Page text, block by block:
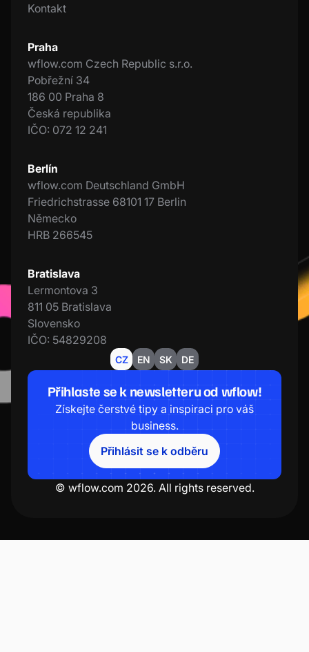
Kontakt
Praha
wflow.com Czech Republic s.r.o.
Pobřežní 34
186 00 Praha 8
Česká republika
IČO: 072 12 241
Berlín
wflow.com Deutschland GmbH
Friedrichstrasse 68101 17 Berlin
Německo
HRB 266545
Bratislava
Lermontova 3
811 05 Bratislava
Slovensko
IČO: 54829208
CZ EN SK DE
Přihlaste se k newsletteru od wflow!
Získejte čerstvé tipy a inspiraci pro váš
business.
Přihlásit se k odběru
© wflow.com 2026. All rights reserved.